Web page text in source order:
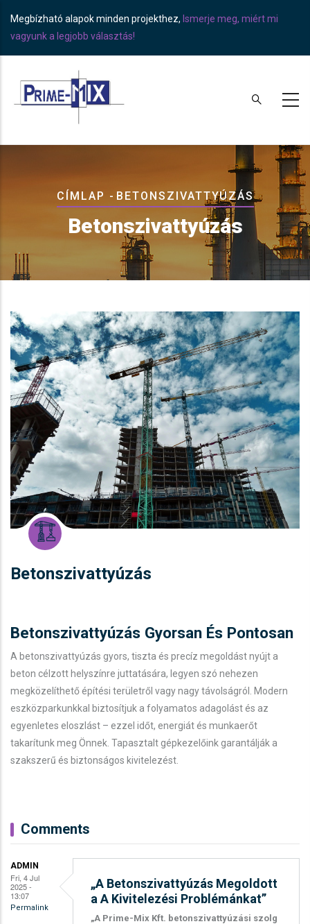
main
Megbízható alapok minden projekthez, Ismerje meg, miért mi
vagyunk a legjobb választás!
Breadcrumb
CÍMLAP - BETONSZIVATTYÚZÁS
Betonszivattyúzás
Betonszivattyúzás
Betonszivattyúzás Gyorsan És Pontosan
A betonszivattyúzás gyors, tiszta és precíz megoldást nyújt a
beton célzott helyszínre juttatására, legyen szó nehezen
megközelíthető építési területről vagy nagy távolságról. Modern
eszközparkunkkal biztosítjuk a folyamatos adagolást és az
egyenletes eloszlást – ezzel időt, energiát és munkaerőt
takarítunk meg Önnek. Tapasztalt gépkezelőink garantálják a
szakszerű és biztonságos kivitelezést.
Comments
ADMIN
Fri, 4 Jul
2025 -
13:07
Permalink
„A Betonszivattyúzás Megoldott
A A Kivitelezési Problémánkat”
„A Prime-Mix Kft. betonszivattyúzási szolg